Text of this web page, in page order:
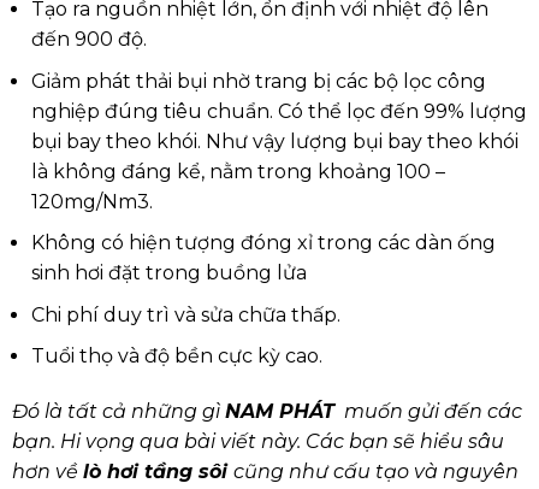
Tạo ra nguồn nhiệt lớn, ổn định với nhiệt độ lên
đến 900 độ.
Giảm phát thải bụi nhờ trang bị các bộ lọc công
nghiệp đúng tiêu chuẩn. Có thể lọc đến 99% lượng
bụi bay theo khói. Như vậy lượng bụi bay theo khói
là không đáng kể, nằm trong khoảng 100 –
120mg/Nm3.
Không có hiện tượng đóng xỉ trong các dàn ống
sinh hơi đặt trong buồng lửa
Chi phí duy trì và sửa chữa thấp.
Tuổi thọ và độ bền cực kỳ cao.
Đó là tất cả những gì NAM PHÁTmuốn gửi đến các
bạn. Hi vọng qua bài viết này. Các bạn sẽ hiểu sâu
hơn về lò hơi tầng sôi cũng như cấu tạo và nguyên